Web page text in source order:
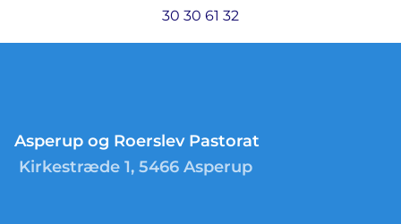
30 30 61 32
Asperup og Roerslev Pastorat
Kirkestræde 1, 5466 Asperup